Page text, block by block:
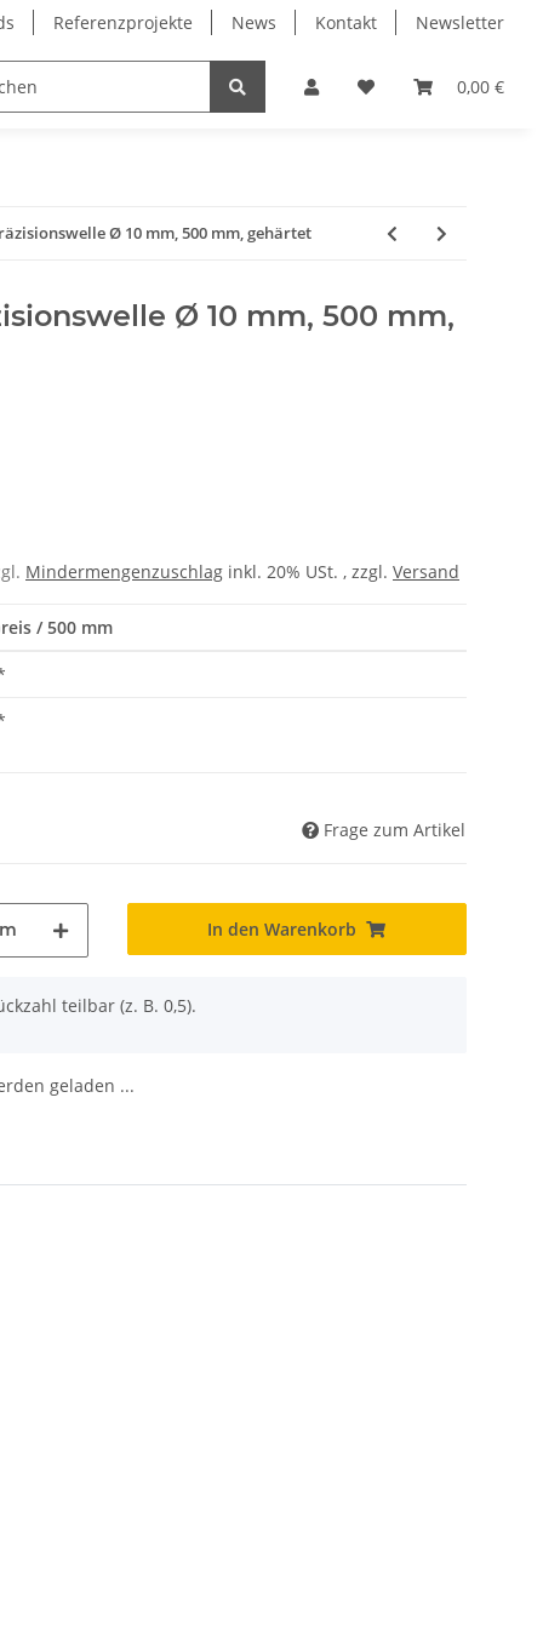
Referenzprojekte News Kontakt Newsletter
0,00 €
Lagertechnik Lineartechnik
Ø 10 mm, 500 mm, gehärtet
Ø 10 mm, 500 mm,
Mindermengenzuschlag inkl. 20% USt. , zzgl. Versand
/ 500 mm
Frage zum Artikel
In den Warenkorb
teilbar (z. B. 0,5).
geladen ...